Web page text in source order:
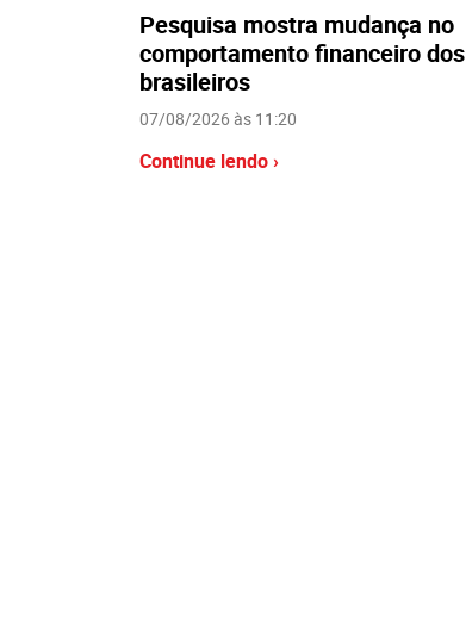
Pesquisa mostra mudança no
comportamento financeiro dos
brasileiros
07/08/2026 às 11:20
Continue lendo ›